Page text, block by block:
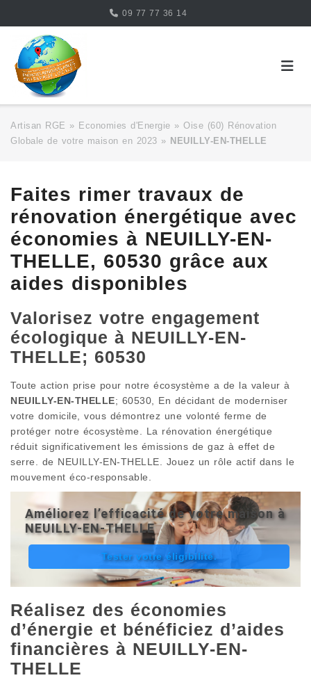
content
09 77 77 36 14
Artisan RGE » Economies d'Energie » Oise (60) Rénovation
Globale de votre maison en 2023 » NEUILLY-EN-THELLE
Faites rimer travaux de
rénovation énergétique avec
économies à NEUILLY-EN-
THELLE, 60530 grâce aux
aides disponibles
Valorisez votre engagement
écologique à NEUILLY-EN-
THELLE; 60530
Toute action prise pour notre écosystème a de la valeur à
NEUILLY-EN-THELLE; 60530, En décidant de moderniser
votre domicile, vous démontrez une volonté ferme de
protéger notre écosystème. La rénovation énergétique
réduit significativement les émissions de gaz à effet de
serre. de NEUILLY-EN-THELLE. Jouez un rôle actif dans le
mouvement éco-responsable.
Améliorez l’efficacité de votre maison à
NEUILLY-EN-THELLE
Tester votre éligibilité.
Réalisez des économies
d’énergie et bénéficiez d’aides
financières à NEUILLY-EN-
THELLE